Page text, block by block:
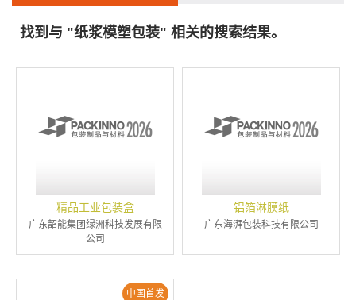
找到与 "纸浆模塑包装" 相关的搜索结果。
精品工业包装盒
广东韶能集团绿洲科技发展有限
公司
铝箔淋膜纸
广东海湃包装科技有限公司
中国首发